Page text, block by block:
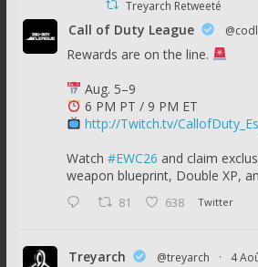
Treyarch Retweeté
Call of Duty League
Rewards are on the line.
Aug. 5–9
6 PM PT / 9 PM ET
http://Twitch.tv/
Watch #EWC26 and claim
weapon blueprint, Double XP,
81 638 Twitter
Treyarch @treyarch · 4